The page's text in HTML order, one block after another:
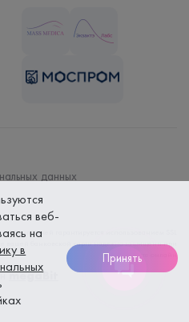
данных
платежей гарантируется использованием SSL
вашей банковской карты надежно защищены при
оплате онлайн
megaBit
веб-
на
в
Принять